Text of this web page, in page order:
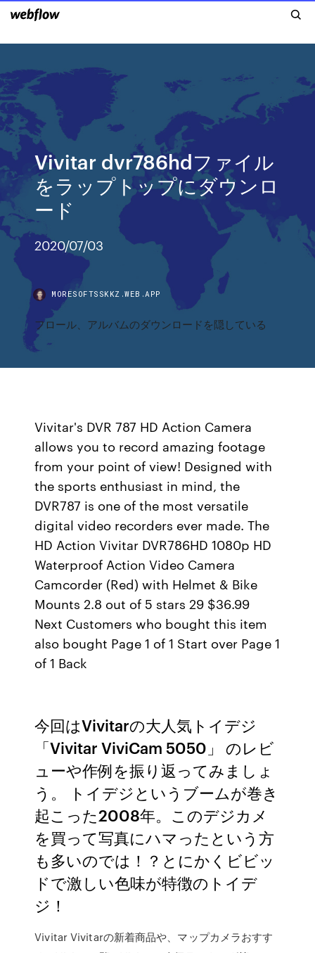
Vivitar dvr786hdファイル
をラップトップにダウンロ
ード
2020/07/03
MORESOFTSSKKZ.WEB.APP
フロール、アルバムのダウンロードを隠している
Vivitar's DVR 787 HD Action Camera
allows you to record amazing footage
from your point of view! Designed with
the sports enthusiast in mind, the
DVR787 is one of the most versatile
digital video recorders ever made. The
HD Action Vivitar DVR786HD 1080p HD
Waterproof Action Video Camera
Camcorder (Red) with Helmet & Bike
Mounts 2.8 out of 5 stars 29 $36.99
Next Customers who bought this item
also bought Page 1 of 1 Start over Page 1
of 1 Back
今回はVivitarの大人気トイデジ
「Vivitar ViviCam 5050」 のレビ
ューや作例を振り返ってみましょ
う。 トイデジというブームが巻き
起こった2008年。このデジカメ
を買って写真にハマったという方
も多いのでは！？とにかくビビッ
ドで激しい色味が特徴のトイデ
ジ！
Vivitar Vivitarの新着商品や、マップカメラおすす